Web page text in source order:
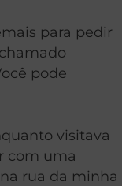
para pedir
pode
visitava
com uma
rua da minha